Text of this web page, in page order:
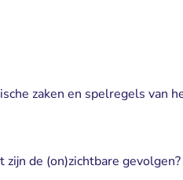
zaken en spelregels van
de (on)zichtbare